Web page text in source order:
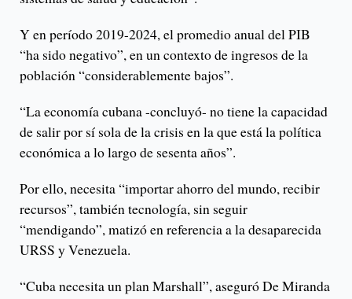
Y en período 2019-2024, el promedio anual del PIB
“ha sido negativo”, en un contexto de ingresos de la
población “considerablemente bajos”.
“La economía cubana -concluyó- no tiene la capacidad
de salir por sí sola de la crisis en la que está la política
económica a lo largo de sesenta años”.
Por ello, necesita “importar ahorro del mundo, recibir
recursos”, también tecnología, sin seguir
“mendigando”, matizó en referencia a la desaparecida
URSS y Venezuela.
“Cuba necesita un plan Marshall”, aseguró De Miranda